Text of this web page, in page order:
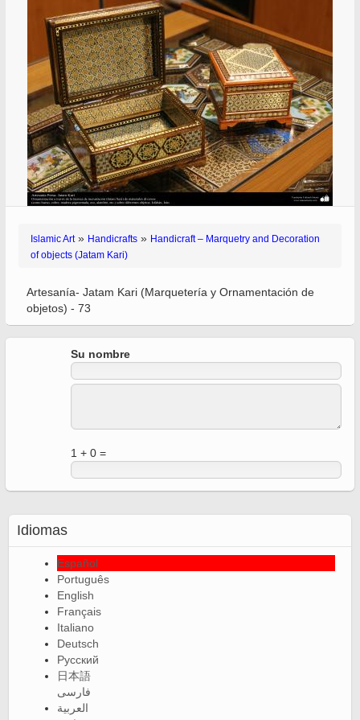
Islamic Art» Handicrafts » Handicraft – Marquetry and Decoration
of objects (Jatam Kari)
Artesanía- Jatam Kari (Marquetería y Ornamentación de
objetos) - 73
Su nombre
1 + 0 =
Idiomas
Español
Português
English
Français
Italiano
Deutsch
Русский
日本語
فارسی
العربية